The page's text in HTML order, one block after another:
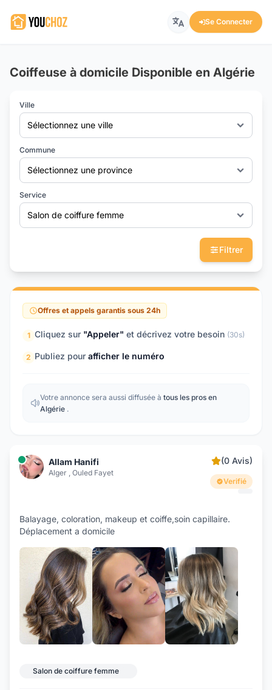
Se Connecter
Coiffeuse à domicile Disponible en Algérie
Ville
Sélectionnez une ville
Commune
Sélectionnez une province
Service
Salon de coiffure femme
Filtrer
Offres et appels garantis sous 24h
1 Cliquez sur "Appeler" et décrivez votre besoin (30s)
2 Publiez pour afficher le numéro
Votre annonce sera aussi diffusée à tous les pros en
Algérie .
Allam Hanifi
Alger , Ouled Fayet
(0 Avis)
Verifié
Balayage, coloration, makeup et coiffe,soin capillaire.
Déplacement a domicile
Salon de coiffure femme